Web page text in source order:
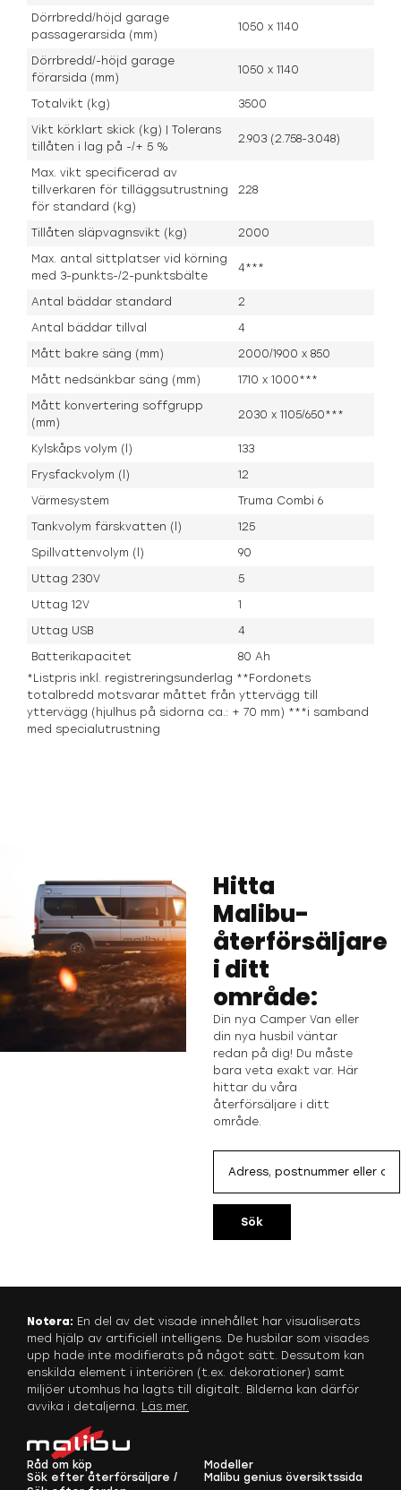
Dörrbredd/höjd garage
passagerarsida (mm)
1050 x 1140
Dörrbredd/-höjd garage
förarsida (mm)
1050 x 1140
Totalvikt (kg) 3500
Vikt körklart skick (kg) | Tolerans
tillåten i lag på -/+ 5 %
2.903 (2.758-3.048)
Max. vikt specificerad av
tillverkaren för tilläggsutrustning
för standard (kg)
228
Tillåten släpvagnsvikt (kg) 2000
Max. antal sittplatser vid körning
med 3-punkts-/2-punktsbälte
4***
Antal bäddar standard 2
Antal bäddar tillval 4
Mått bakre säng (mm) 2000/1900 x 850
Mått nedsänkbar säng (mm) 1710 x 1000***
Mått konvertering soffgrupp
(mm)
2030 x 1105/650***
Kylskåps volym (l) 133
Frysfackvolym (l) 12
Värmesystem Truma Combi 6
Tankvolym färskvatten (l) 125
Spillvattenvolym (l) 90
Uttag 230V 5
Uttag 12V 1
Uttag USB 4
Batterikapacitet
80 Ah
*Listpris inkl. registreringsunderlag **Fordonets
totalbredd motsvarar måttet från yttervägg till
yttervägg (hjulhus på sidorna ca.: + 70 mm) ***i samband
med specialutrustning
Hitta
Malibu-
återförsäljare
i ditt
område:
Din nya Camper Van eller
din nya husbil väntar
redan på dig! Du måste
bara veta exakt var. Här
hittar du våra
återförsäljare i ditt
område.
Sök
Notera: En del av det visade innehållet har visualiserats
med hjälp av artificiell intelligens. De husbilar som visades
upp hade inte modifierats på något sätt. Dessutom kan
enskilda element i interiören (t.ex. dekorationer) samt
miljöer utomhus ha lagts till digitalt. Bilderna kan därför
avvika i detaljerna. Läs mer.
Råd om köp
Sök efter återförsäljare /
Modeller
Malibu genius översiktssida